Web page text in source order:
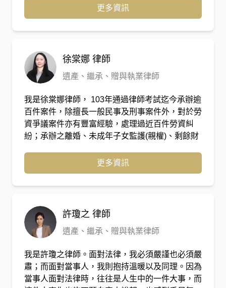
等家事爭執，皆耐心傾聽當事人所述、提供其言簡
意賅之建議，案件進行時，不厭其煩與當事人商討
案情、抽絲剝繭整理研究有利之主張，並以同理心
更多資訊
徐棠娜 律師
遺產、繼承、贈與執業律師
我是徐棠娜律師， 103年通過律師考試迄今承辦逾
百件案件，除擅長一般民事及刑事案件外，對於勞
資爭議案件亦有豐富經驗，處理過近百件勞資糾
紛；承辦之離婚、未成年子女監護(親權)、剩餘財
姻、取得單獨監護權，並曾協助客戶獲判千萬剩餘
財產，熟悉訴訟及非訟案件、審閱合約之辦理流程
及技巧。
更多資訊
許瓊之 律師
遺產、繼承、贈與執業律師
我是許瓊之律師。面對法律，我必須嚴謹也必須嚴
肅；而面對當事人，我則抱持溫暖以及同理。因為
當事人面對法律時，往往是人生中的一件大事，而